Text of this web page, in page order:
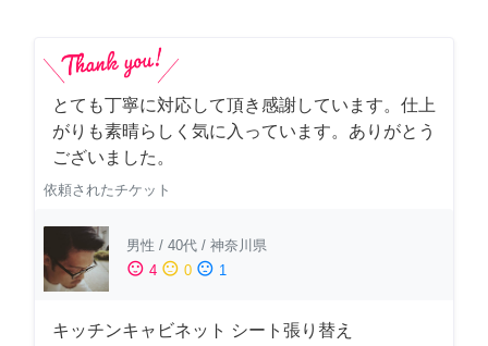
とても丁寧に対応して頂き感謝しています。仕上
がりも素晴らしく気に入っています。ありがとう
ございました。
依頼されたチケット
男性 / 40代 / 神奈川県
sentiment_satisfied 4 sentiment_neutral 0 sentiment_dissatisfied 1
キッチンキャビネット シート張り替え